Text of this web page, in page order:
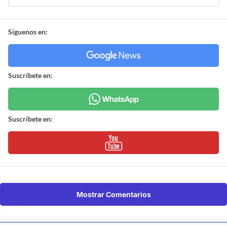
Síguenos en:
Suscríbete en:
Suscríbete en:
Mostrar Comentarios